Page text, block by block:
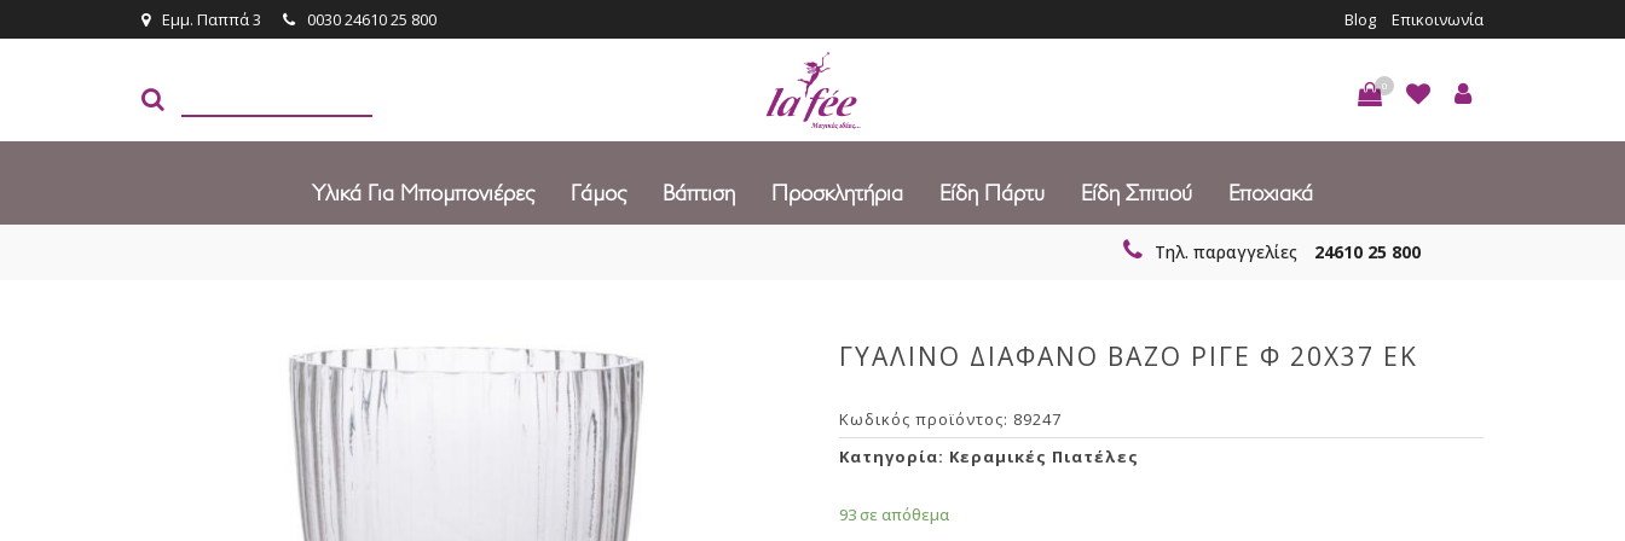
Εμμ. Παππά 3 0030 24610 25 800 Blog Επικοινωνία
0
Υλικά Για Μπομπονιέρες Γάμος Βάπτιση Προσκλητήρια Είδη Πάρτυ Είδη Σπιτιού Εποχιακά
Τηλ. παραγγελίες 24610 25 800
ΓΥΑΛΙΝΟ ΔΙΑΦΑΝΟ ΒΑΖΟ ΡΙΓΕ Φ 20Χ37 ΕΚ
Κωδικός προϊόντος: 89247
Κατηγορία: Κεραμικές Πιατέλες
93 σε απόθεμα